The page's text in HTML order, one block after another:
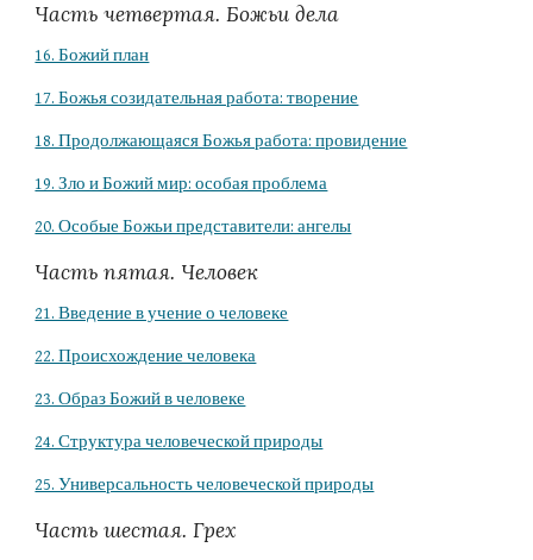
Часть четвертая. Божьи дела
16. Божий план
17. Божья созидательная работа: творение
18. Продолжающаяся Божья работа: провидение
19. Зло и Божий мир: особая проблема
20. Особые Божьи представители: ангелы
Часть пятая. Человек
21. Введение в учение о человеке
22. Происхождение человека
23. Образ Божий в человеке
24. Структура человеческой природы
25. Универсальность человеческой природы
Часть шестая. Грех